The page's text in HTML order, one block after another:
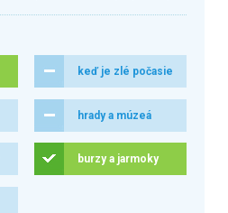
keď je zlé počasie
hrady a múzeá
burzy a jarmoky